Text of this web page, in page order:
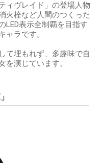
ィヴレイド」の登場人物
火栓など人間のつくった
LED表示全制覇を目指す
ャラです。
て埋もれず、多趣味で自
を演じています。